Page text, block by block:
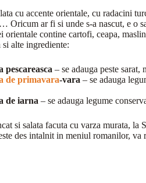
cu accente orientale, cu radacini
Oricum ar fi si unde s-a nascut, e o
orientale contine cartofi, ceapa,
alte ingrediente:
pescareasca – se adauga peste sarat,
de primavara-vara – se adauga
de iarna – se adauga legume
si salata facuta cu varza murata,
des intalnit in meniul romanilor, va